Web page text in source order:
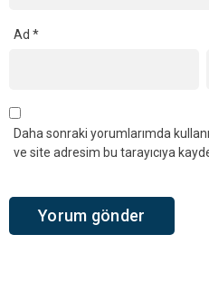
Ad *
Daha sonraki yorumlarımda
ve site adresim bu tarayıcıya